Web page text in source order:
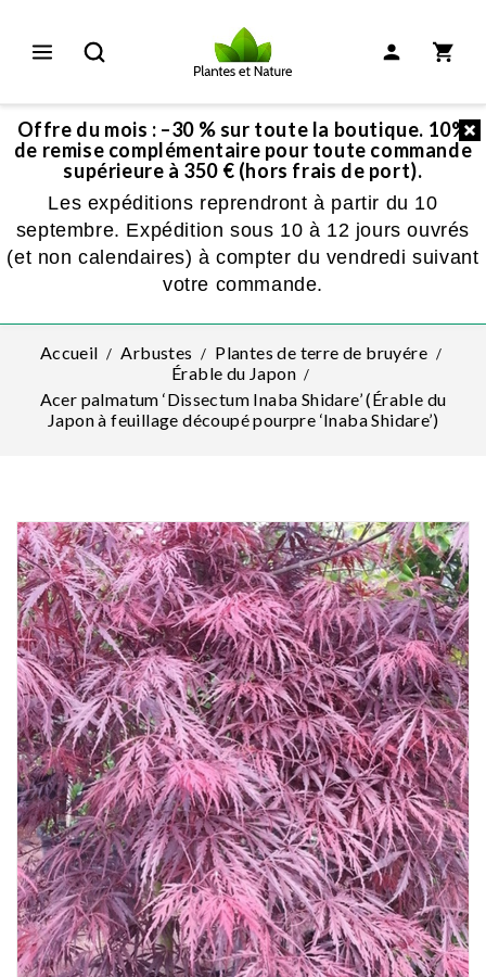
Offre du mois : –30 % sur toute la boutique. 10%
de remise complémentaire pour toute commande
supérieure à 350 € (hors frais de port).
Les expéditions reprendront à partir du 10
septembre. Expédition sous 10 à 12 jours ouvrés
(et non calendaires) à compter du vendredi suivant
votre commande.
Accueil Arbustes
Plantes de terre de bruyére
Érable du Japon
Acer palmatum ‘Dissectum Inaba Shidare’ (Érable du
Japon à feuillage découpé pourpre ‘Inaba Shidare’)